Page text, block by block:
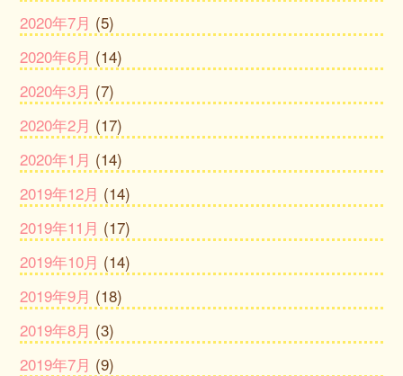
2020年7月 (5)
2020年6月 (14)
2020年3月 (7)
2020年2月 (17)
2020年1月 (14)
2019年12月 (14)
2019年11月 (17)
2019年10月 (14)
2019年9月 (18)
2019年8月 (3)
2019年7月 (9)